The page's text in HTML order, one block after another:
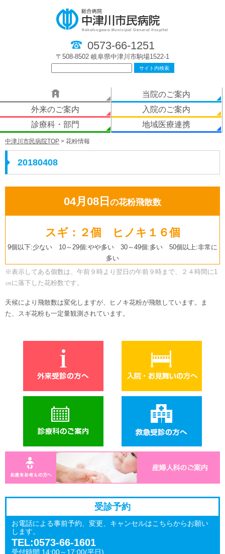
0573-66-1251
〒508-8502 岐阜県中津川市駒場1522-1
当院のご案内
外来のご案内
入院のご案内
診療科・部門
地域医療連携
中津川市民病院TOP > 花粉情報
20180408
04月08日 の花粉飛散数
スギ：２個 ヒノキ１６個
9個以下:少ない 10～29個:やや多い 30～49個:多い 50個以上:非常に
多い
※表示してある個数は、午前９時より翌日の午前９時まで、２４時間に1
㎝に落下した花粉数です。
天候により飛散数は変化しますが、ヒノキ花粉が飛散しています。ま
た、スギ花粉も一定量観測されています。
受診予約
お電話による事前予約、変更、キャンセルはこちらからお願い
します。
TEL:0573-66-1601
受付時間 14:00～17:00(平日)